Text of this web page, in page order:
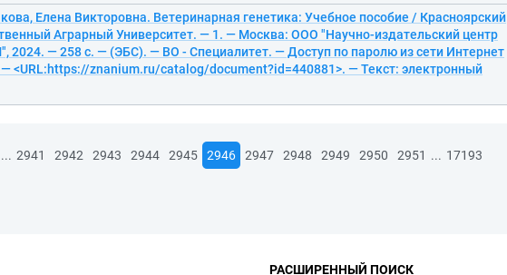
Елена Викторовна. Ветеринарная генетика: Учебное пособие / Красноярский
Аграрный Университет. — 1. — Москва: ООО "Научно-издательский центр
2024. — 258 с. — (ЭБС). — ВО - Специалитет. — Доступ по паролю из сети Интернет
— <URL:https://znanium.ru/catalog/document?id=440881>. — Текст: электронный
... 2941 2942 2943 2944 2945 2946 2947 2948 2949 2950 2951 ... 17193
РАСШИРЕННЫЙ ПОИСК